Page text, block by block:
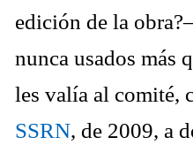
edición de la
nunca usados más
les valía al comité,
SSRN, de 2009, a